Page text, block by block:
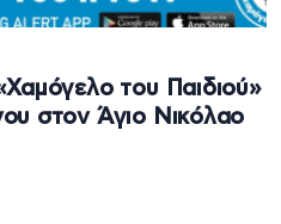
του Παιδιού»
στον Άγιο Νικόλαο